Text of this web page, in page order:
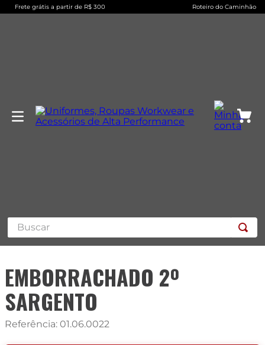
Frete grátis a partir de R$ 300 Roteiro do Caminhão
Buscar
EMBORRACHADO 2º
SARGENTO
Referência: 01.06.0022